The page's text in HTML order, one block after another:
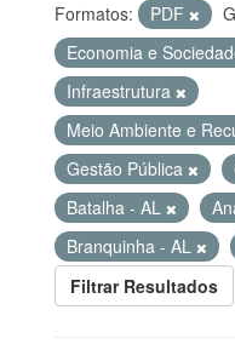
Formatos: PDF
Economia e
Infraestrutura
Meio Ambiente e
Gestão Pública
Batalha - AL
Branquinha - AL
Filtrar Resultados